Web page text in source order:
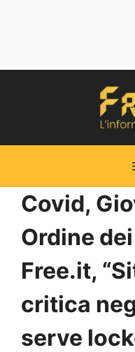
Covid,
Ordine
Free.it,
critica
serve